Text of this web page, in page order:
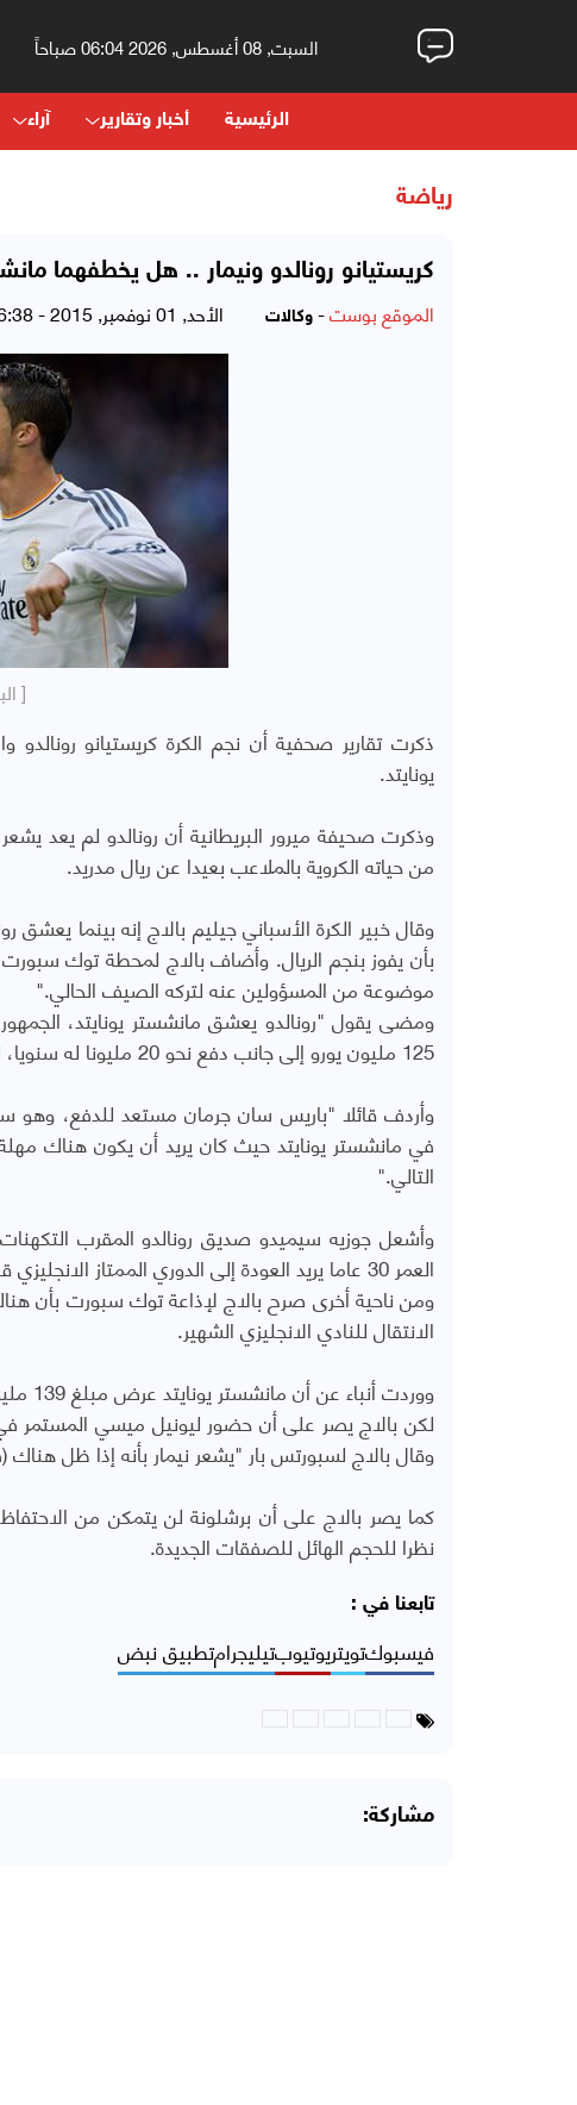
السبت, 08 أغسطس, 2026 06:04 صباحاً
الرئيسية أخبار وتقارير آراء
رياضة
كريستيانو رونالدو ونيمار .. هل يخطفهما
الموقع بوست- وكالات الأحد, 01 نوفمبر, 2015 - 06:38 صباحاً
[
ذكرت تقارير صحفية أن نجم الكرة كريستيانو
يونايتد.
وذكرت صحيفة ميرور البريطانية أن رونالدو لم يعد
من حياته الكروية بالملاعب بعيدا عن ريال مدريد.
وقال خبير الكرة الأسباني جيليم بالاج إنه بينما
بأن يفوز بنجم الريال. وأضاف بالاج لمحطة توك سبورت
موضوعة من المسؤولين عنه لتركه الصيف الحالي."
ومضى يقول "رونالدو يعشق مانشستر يونايتد،
125 مليون يورو إلى جانب دفع نحو 20 مليونا له سنويا، لماذا يفعل ذلك في هذه المرحلة؟"
وأردف قائلا "باريس سان جرمان مستعد للدفع، وهو
في مانشستر يونايتد حيث كان يريد أن يكون هناك
التالي."
وأشعل جوزيه سيميدو صديق رونالدو المقرب التكهنات
العمر 30 عاما يريد العودة إلى الدوري الممتاز الانجليزي قبل اعتزاله.
ومن ناحية أخرى صرح بالاج لإذاعة توك سبورت بأن هناك
الانتقال للنادي الانجليزي الشهير.
ووردت أنباء عن أن مانشستر يونايتد عرض مبلغ 139 مليون يورو لنيمار في أغسطس الماضي لكن العرض تم رفضه.
لكن بالاج يصر على أن حضور ليونيل ميسي
وقال بالاج لسبورتس بار "يشعر نيمار بأنه إذا ظل
كما يصر بالاج على أن برشلونة لن يتمكن من
نظرا للحجم الهائل للصفقات الجديدة.
تابعنا في :
فيسبوكتويتريوتيوبتيليجرامتطبيق نبض
مشاركة: